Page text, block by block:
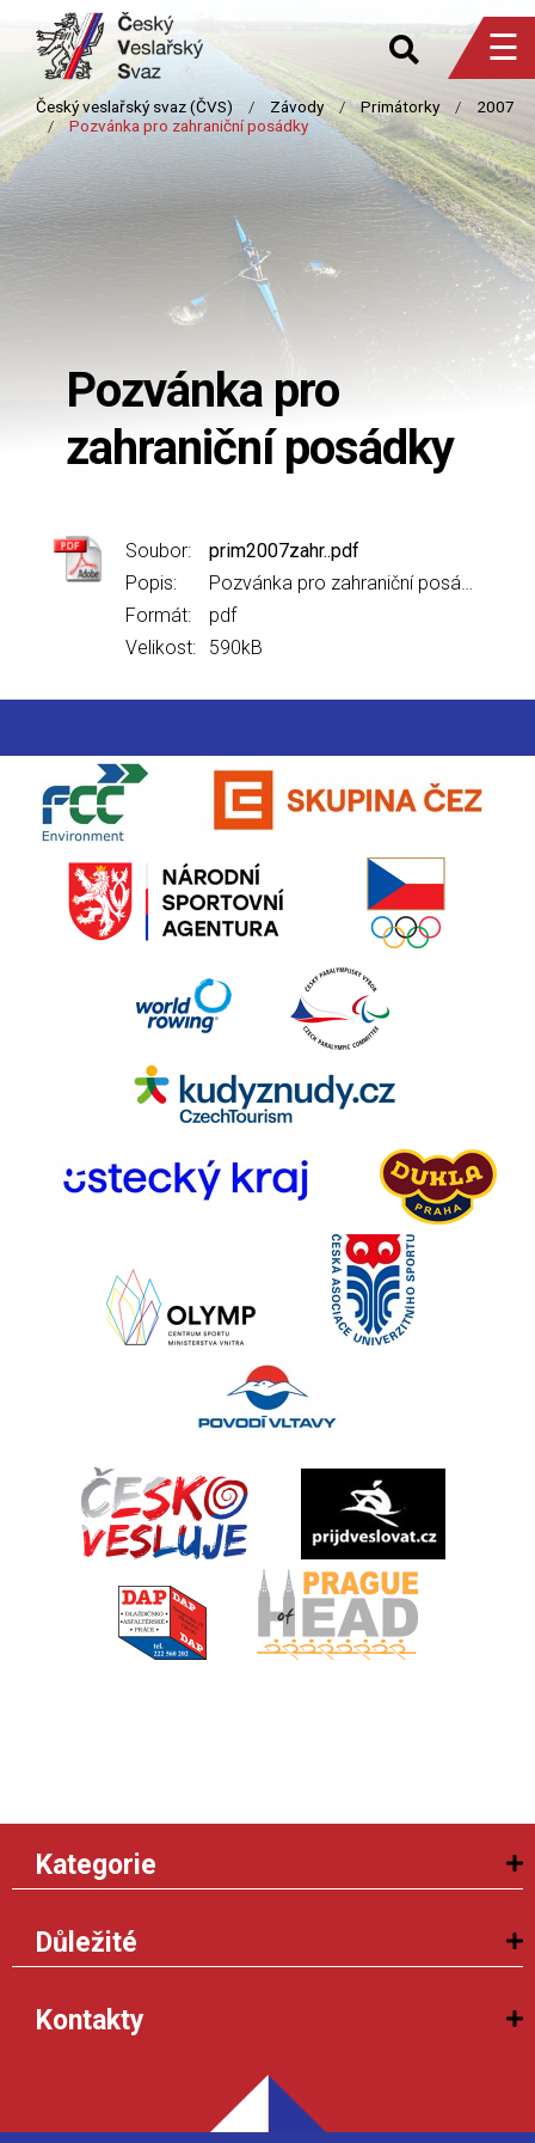
☰
Pozvánka pro
zahraniční posádky
Soubor:
prim2007zahr..pdf
Popis:
Formát:
pdf
Velikost:
590kB
Kategorie
Důležité
Kontakty